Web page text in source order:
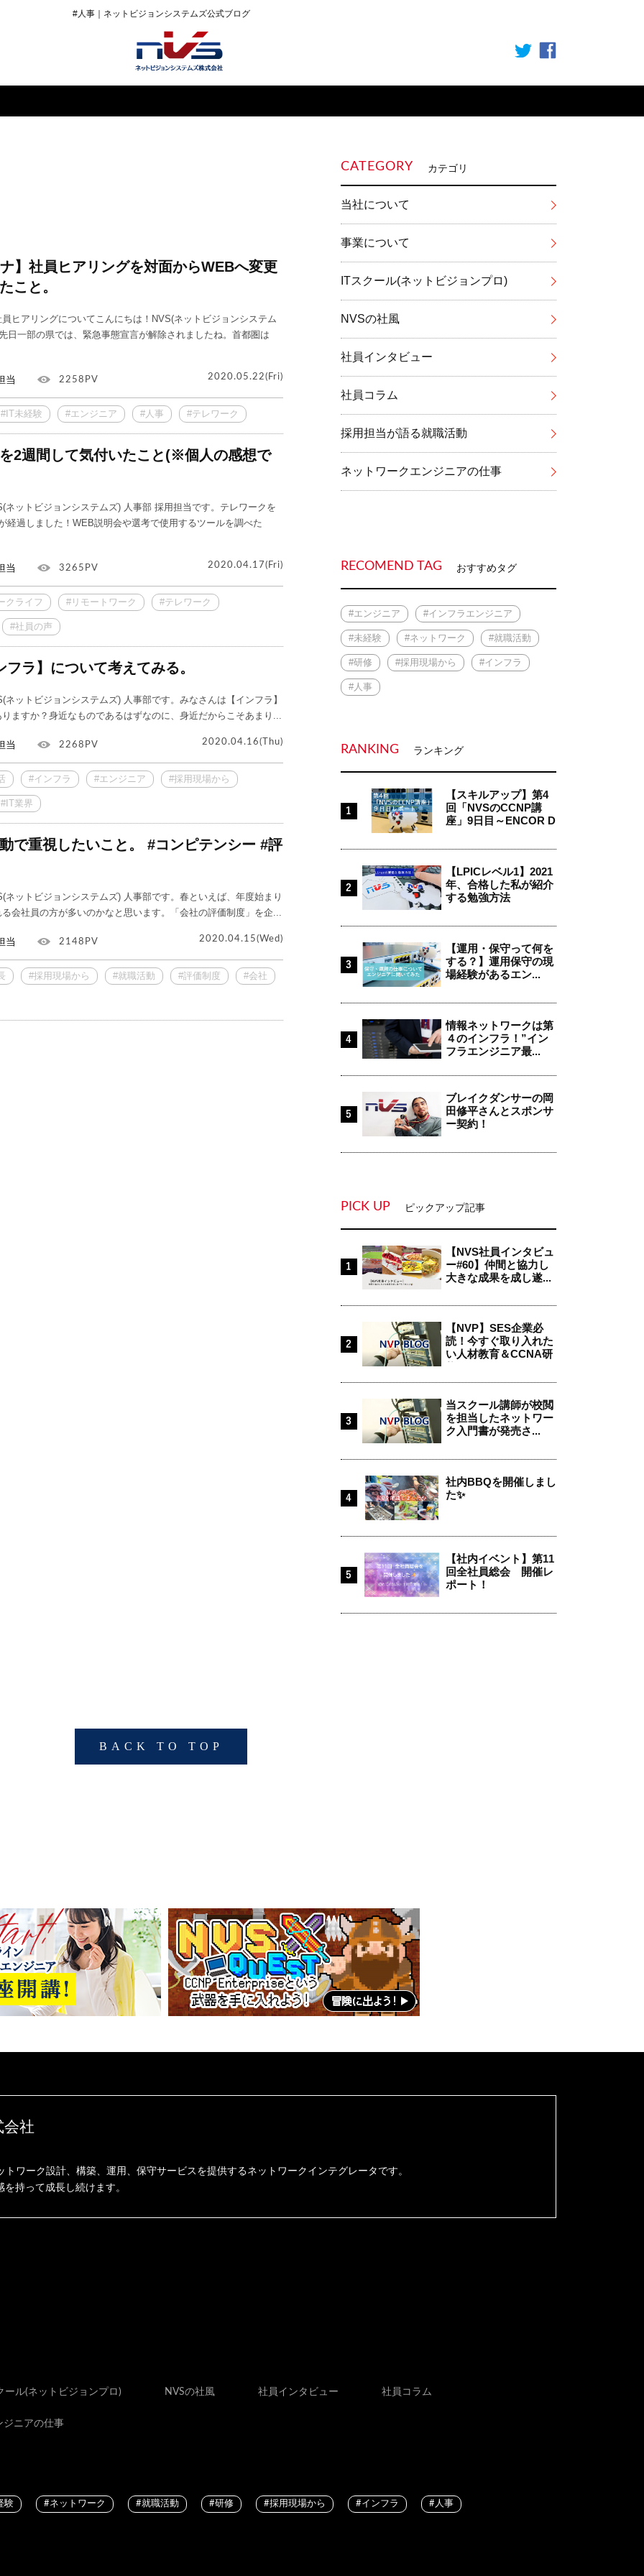
#人事｜ネットビジョンシステムズ公式ブログ
】社員ヒアリングを対面からWEBへ変更
こと。
ヒアリングについてこんにちは！NVS(ネットビジョンシステム
日一部の県では、緊急事態宣言が解除されましたね。首都圏は
当 2258PV 2020.05.22(Fri)
#IT未経験 #エンジニア #人事 #テレワーク
2週間して気付いたこと(※個人の感想で
ネットビジョンシステムズ) 人事部 採用担当です。テレワークを
経過しました！WEB説明会や選考で使用するツールを調べた
当 3265PV 2020.04.17(Fri)
クライフ #リモートワーク #テレワーク
#社員の声
フラ】について考えてみる。
ネットビジョンシステムズ) 人事部です。みなさんは【インフラ】
りますか？身近なものであるはずなのに、身近だからこそあまり...
当 2268PV 2020.04.16(Thu)
#インフラ #エンジニア #採用現場から
#IT業界
で重視したいこと。 #コンピテンシー #評
ネットビジョンシステムズ) 人事部です。春といえば、年度始まり
会社員の方が多いのかなと思います。「会社の評価制度」を企...
当 2148PV 2020.04.15(Wed)
#採用現場から #就職活動 #評価制度 #会社
CATEGORY カテゴリ
当社について
事業について
ITスクール(ネットビジョンプロ)
NVSの社風
社員インタビュー
社員コラム
採用担当が語る就職活動
ネットワークエンジニアの仕事
RECOMEND TAG おすすめタグ
#エンジニア #インフラエンジニア
#未経験 #ネットワーク #就職活動
#研修 #採用現場から #インフラ
#人事
RANKING ランキング
【スキルアップ】第4
回「NVSのCCNP講
座」9日目～ENCOR D
【LPICレベル1】2021
年、合格した私が紹介
する勉強方法
【運用・保守って何を
する？】運用保守の現
場経験があるエン...
情報ネットワークは第
４のインフラ！”イン
フラエンジニア最...
ブレイクダンサーの岡
田修平さんとスポンサ
ー契約！
PICK UP ピックアップ記事
【NVS社員インタビュ
ー#60】仲間と協力し
大きな成果を成し遂...
【NVP】SES企業必
読！今すぐ取り入れた
い人材教育＆CCNA研
当スクール講師が校閲
を担当したネットワー
ク入門書が発売さ...
社内BBQを開催しまし
た✨
【社内イベント】第11
回全社員総会 開催レ
ポート！
BACK TO TOP
社
ワーク設計、構築、運用、保守サービスを提供するネットワークインテグレータです。
持って成長し続けます。
ール(ネットビジョンプロ) NVSの社風 社員インタビュー 社員コラム
ジニアの仕事
験 #ネットワーク #就職活動 #研修 #採用現場から #インフラ #人事